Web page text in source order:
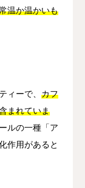
温か温かいも
ィーで、 カフ
まれていま
ルの一種「ア
作用があると